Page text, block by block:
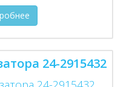
24-2915432